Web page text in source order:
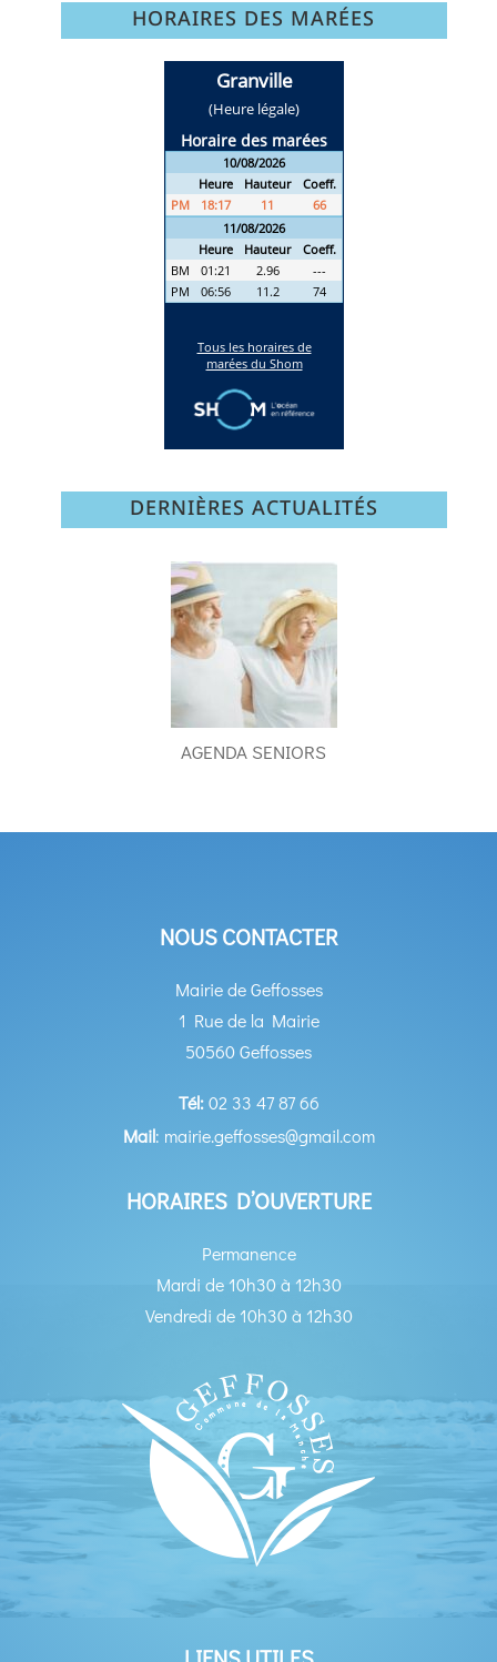
HORAIRES DES MARÉES
DERNIÈRES ACTUALITÉS
AGENDA SENIORS
NOUS CONTACTER
Mairie de Geffosses
1 Rue de la Mairie
50560 Geffosses
Tél:02 33 47 87 66
Mail: mairie.geffosses@gmail.com
HORAIRES D’OUVERTURE
Permanence
Mardi de 10h30 à 12h30
Vendredi de 10h30 à 12h30